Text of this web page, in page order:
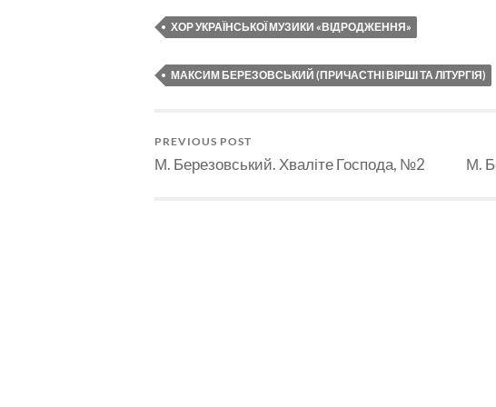
ХОР УКРАЇНСЬКОЇ МУЗИКИ «ВІДРОДЖЕННЯ»
МАКСИМ БЕРЕЗОВСЬКИЙ (ПРИЧАСТНІ ВІРШІ ТА ЛІТУРГІЯ)
PREVIOUS POST
М. Березовський. Хваліте Господа, №2 М.